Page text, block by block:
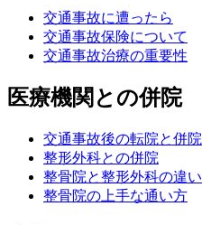
交通事故に遭ったら
交通事故保険について
交通事故治療の重要性
医療機関との併院
交通事故後の転院と併院
整形外科との併院
整骨院と整形外科の違い
整骨院の上手な通い方